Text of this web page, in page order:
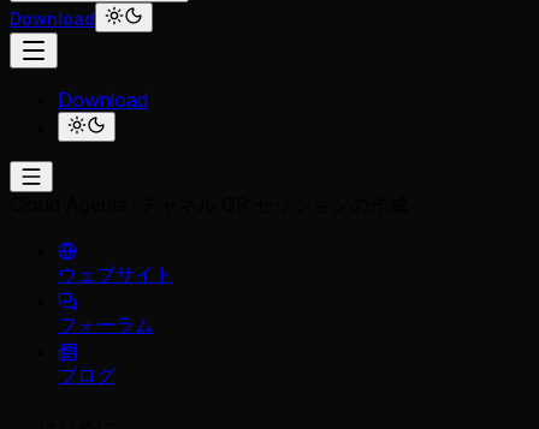
Download
Download
ウェブサイト
フォーラム
ブログ